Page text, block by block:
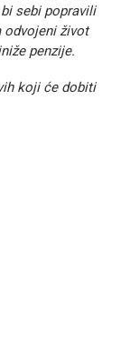
sebi popravili
odvojeni život
penzije.
koji će dobiti